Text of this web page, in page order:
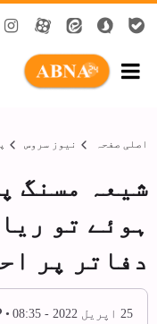
اصلی صفحہ نیوز سروس
شیعہ مسنگ
ہوئے تو
دفاتر پر
25 اپریل 2022 - 08:35